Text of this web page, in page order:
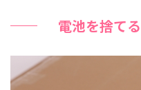
電池を捨て